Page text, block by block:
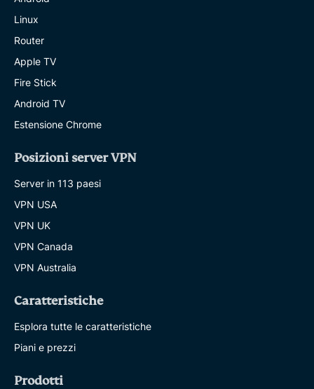
Linux
Router
Apple TV
Fire Stick
Android TV
Estensione Chrome
Posizioni server VPN
Server in 113 paesi
VPN USA
VPN UK
VPN Canada
VPN Australia
Caratteristiche
Esplora tutte le caratteristiche
Piani e prezzi
Prodotti